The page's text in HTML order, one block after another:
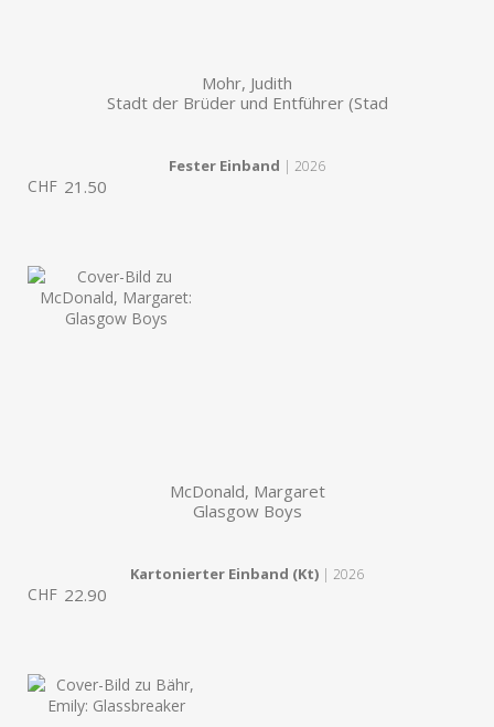
Mohr, Judith
Stadt der Brüder und Entführer (Stad
Fester Einband | 2026
CHF 21.50
McDonald, Margaret
Glasgow Boys
Kartonierter Einband (Kt) | 2026
CHF 22.90